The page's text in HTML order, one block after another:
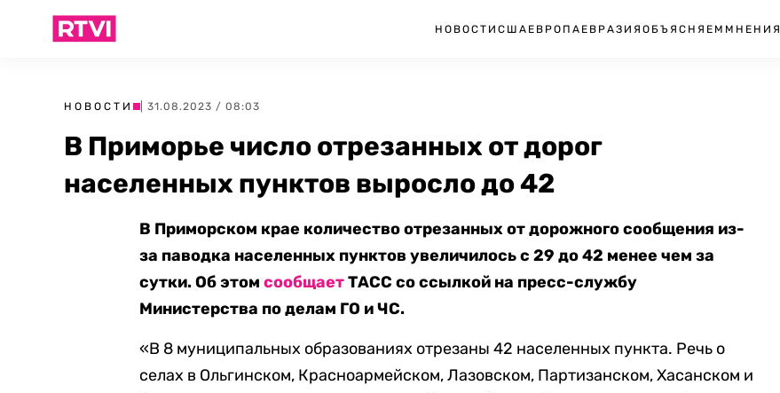
НОВОСТИ США ЕВРОПА ЕВРАЗИЯ ОБЪЯСНЯЕМ МНЕНИЯ
НОВОСТИ | 31.08.2023 / 08:03
В Приморье число отрезанных от дорог
населенных пунктов выросло до 42
В Приморском крае количество отрезанных от дорожного сообщения из-
за паводка населенных пунктов увеличилось с 29 до 42 менее чем за
сутки. Об этомсообщаетТАСС со ссылкой на пресс-службу
Министерства по делам ГО и ЧС.
«В 8 муниципальных образованиях отрезаны 42 населенных пункта. Речь о
селах в Ольгинском, Красноармейском, Лазовском, Партизанском, Хасанском и